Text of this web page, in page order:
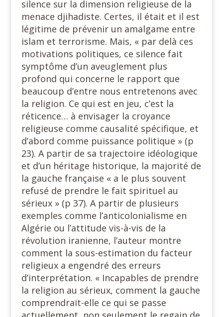
silence sur la dimension religieuse de la
menace djihadiste. Certes, il était et il est
légitime de prévenir un amalgame entre
islam et terrorisme. Mais, « par delà ces
motivations politiques, ce silence fait
symptôme d’un aveuglement plus
profond qui concerne le rapport que
beaucoup d’entre nous entretenons avec
la religion. Ce qui est en jeu, c’est la
réticence… à envisager la croyance
religieuse comme causalité spécifique, et
d’abord comme puissance politique » (p
23). A partir de sa trajectoire idéologique
et d’un héritage historique, la majorité de
la gauche française « a le plus souvent
refusé de prendre le fait spirituel au
sérieux » (p 37). A partir de plusieurs
exemples comme l’anticolonialisme en
Algérie ou l’attitude vis-à-vis de la
révolution iranienne, l’auteur montre
comment la sous-estimation du facteur
religieux a engendré des erreurs
d’interprétation. « Incapables de prendre
la religion au sérieux, comment la gauche
comprendrait-elle ce qui se passe